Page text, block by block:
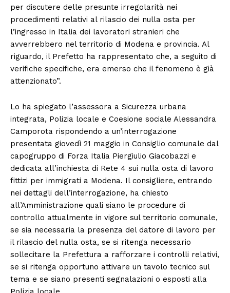
per discutere delle presunte irregolarità nei
procedimenti relativi al rilascio dei nulla osta per
l’ingresso in Italia dei lavoratori stranieri che
avverrebbero nel territorio di Modena e provincia. Al
riguardo, il Prefetto ha rappresentato che, a seguito di
verifiche specifiche, era emerso che il fenomeno è già
attenzionato”.
Lo ha spiegato l’assessora a Sicurezza urbana
integrata, Polizia locale e Coesione sociale Alessandra
Camporota rispondendo a un’interrogazione
presentata giovedì 21 maggio in Consiglio comunale dal
capogruppo di Forza Italia Piergiulio Giacobazzi e
dedicata all’inchiesta di Rete 4 sui nulla osta di lavoro
fittizi per immigrati a Modena. Il consigliere, entrando
nei dettagli dell’interrogazione, ha chiesto
all’Amministrazione quali siano le procedure di
controllo attualmente in vigore sul territorio comunale,
se sia necessaria la presenza del datore di lavoro per
il rilascio del nulla osta, se si ritenga necessario
sollecitare la Prefettura a rafforzare i controlli relativi,
se si ritenga opportuno attivare un tavolo tecnico sul
tema e se siano presenti segnalazioni o esposti alla